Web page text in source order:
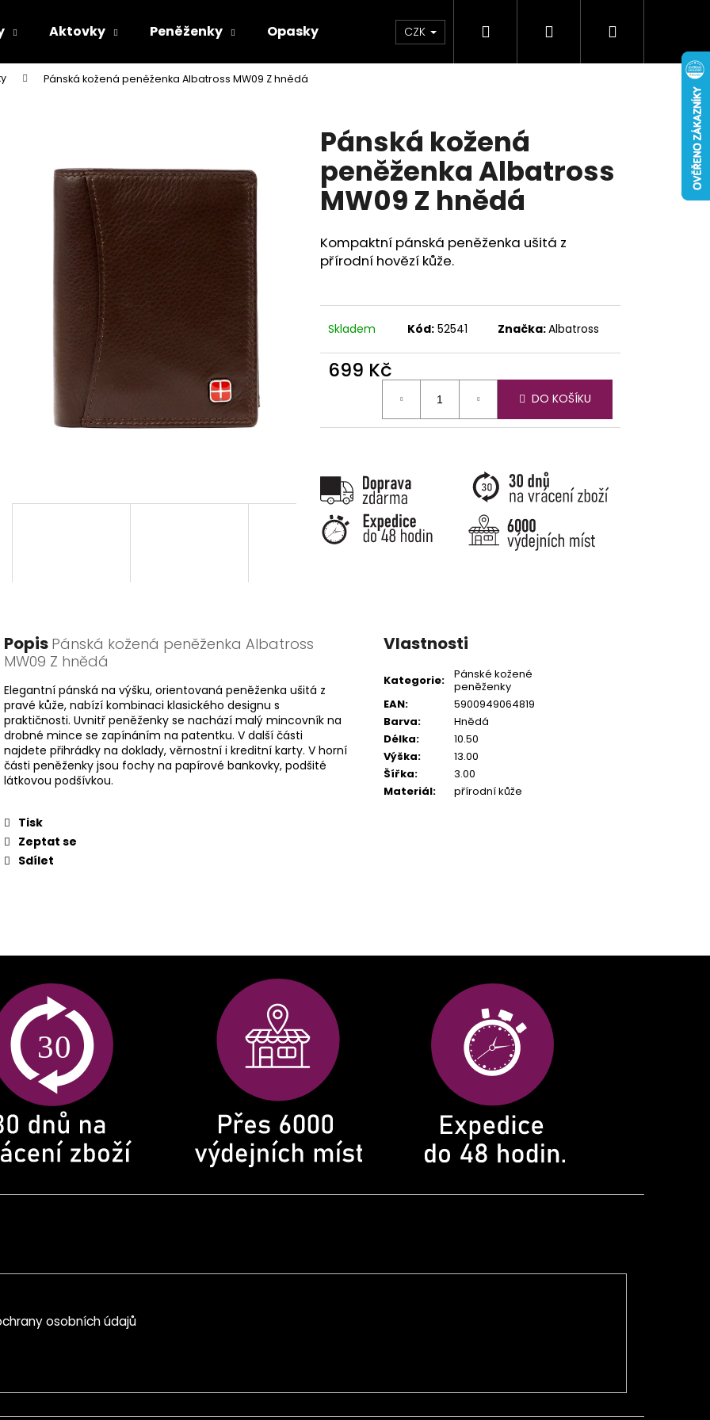
Aktovky Peněženky Opasky Doplňky Novinky
CZK Hledat PřihlášeníNákupní
Pánská kožená peněženka Albatross MW09 Z hnědá
Pánská kožená
peněženka Albatross
MW09 Z hnědá
Kompaktní pánská peněženka ušitá z
přírodní hovězí kůže.
Skladem Kód: 52541 Značka:Albatross
699 Kč
DO KOŠÍKU
Popis Pánská kožená peněženka Albatross
MW09 Z hnědá
Elegantní pánská na výšku, orientovaná peněženka ušitá z
pravé kůže, nabízí kombinaci klasického designu s
praktičnosti. Uvnitř peněženky se nachází malý mincovník na
drobné mince se zapínáním na patentku. V další části
najdete přihrádky na doklady, věrnostní i kreditní karty. V horní
části peněženky jsou fochy na papírové bankovky, podšité
látkovou podšívkou.
Tisk
Zeptat se
Sdílet
Vlastnosti
Kategorie:
Pánské kožené
peněženky
EAN:
5900949064819
Barva:
Hnědá
Délka:
10.50
Výška:
13.00
Šířka:
3.00
Materiál: přírodní kůže
Co potřebujete najít?
Doporučujeme
osobních údajů